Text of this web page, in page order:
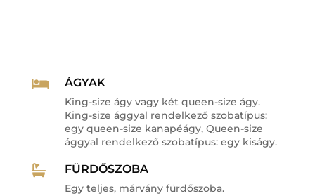
 ÁGYAK
King-size ágy vagy két queen-size ágy.
King-size ággyal rendelkező szobatípus:
egy queen-size kanapéágy, Queen-size
ággyal rendelkező szobatípus: egy kiságy.
 FÜRDŐSZOBA
Egy teljes, márvány fürdőszoba.